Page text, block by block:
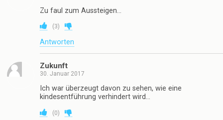
Zu faul zum Aussteigen…
(3)
Antworten
Zukunft
30. Januar 2017
Ich war überzeugt davon zu sehen, wie eine
kindesentführung verhindert wird…
(0)